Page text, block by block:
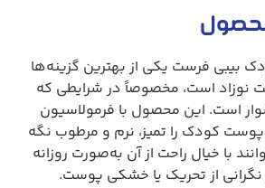
بیبی فرست یکی از بهترین گزینه‌ها
نوزاد است، مخصوصاً در شرایطی که
است. این محصول با فرمولاسیون
کودک را تمیز، نرم و مرطوب نگه
با خیال راحت از آن به‌صورت روزانه
نگرانی از تحریک یا خشکی پوست.